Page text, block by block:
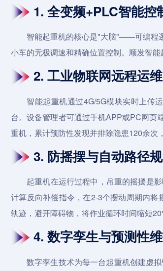
1. 全变频+PLC智能控
智能起重机的核心是"大脑"——可编程
小车的无极调速和精确位置控制。顺发智
2. 工业物联网远程运维
智能起重机通过4G/5G模块实时上传
台。设备管理者可通过手机APP或PC网页
重机，累计预防性发现并排除隐患120余次
3. 防摇摆与自动路径
起重机在运行过程中，吊重的摇摆是
计算反向补偿指令，在2-3个摆动周期内
轨迹，避开障碍物，将作业循环时间缩短
4. 数字孪生与预测性
数字孪生技术为每一台起重机创建虚